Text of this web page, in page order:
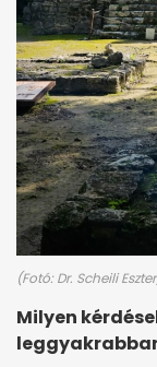
(Fotó: Dr. Scheili
Milyen